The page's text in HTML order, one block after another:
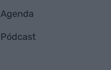
Agenda
Pódcast